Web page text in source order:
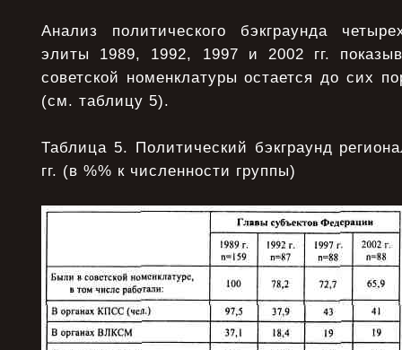
Анализ политического бэкграунда
элиты 1989, 1992, 1997 и 2002 гг.
советской номенклатуры остается до сих
(см. таблицу 5).
Таблица 5. Политический бэкграунд
гг. (в %% к численности группы)